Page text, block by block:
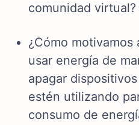
comunidad virtual?
¿Cómo motivamos
usar energía de
apagar
estén utilizando
consumo de